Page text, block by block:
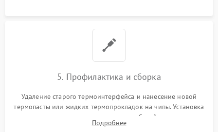
5. Профилактика и сборка
Удаление старого термоинтерфейса и нанесение новой
термопасты или жидких термопрокладок на чипы. Установка
платы в корпус, аккуратная укладка кабелей и антенн для
предотвращения пережатия. Надежное закрытие корпуса.
Подробнее